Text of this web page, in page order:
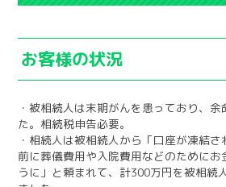
お客様の状況
・被相続人は末期がんを患っており、
た。相続税申告必要。
・相続人は被相続人から「口座が凍結
前に葬儀費用や入院費用などのためにお
うに」と頼まれて、計300万円を被相続